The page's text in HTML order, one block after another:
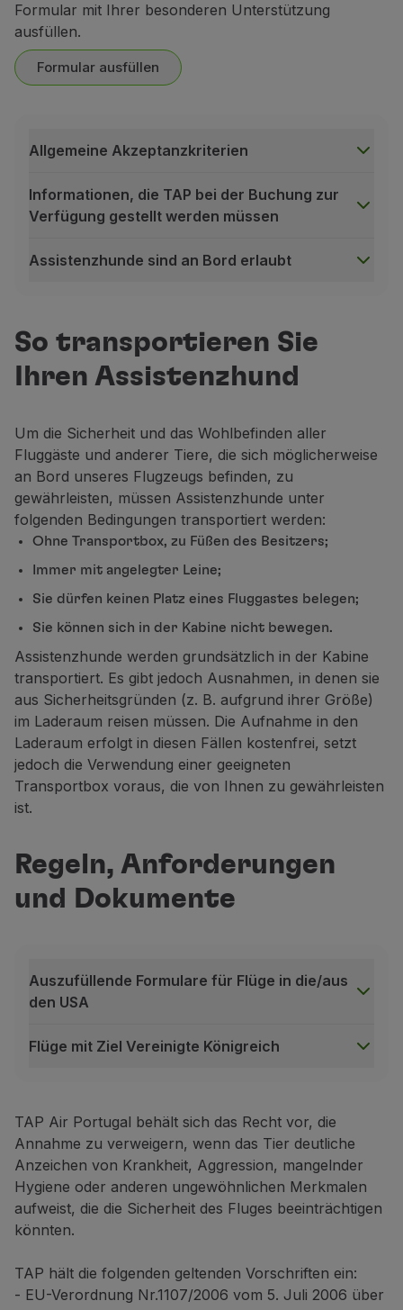
Formular mit Ihrer besonderen Unterstützung
ausfüllen.
Formular ausfüllen
Allgemeine Akzeptanzkriterien
Informationen, die TAP bei der Buchung zur
Verfügung gestellt werden müssen
Assistenzhunde sind an Bord erlaubt
Sicherstellen, dass der Hund ordnungsgemäß als
Stellen Sie zum Zeitpunkt Buchung sicher, dass
Den Nachweis erbringen, dass die Anforderungen
Die Einreisebestimmungen im Falle des Transports
(1)Die Zertifizierung des Tieres als Assistenzhund
Gemäß dem Gesetzesdekret Nr. 74/2007 vom 27.
Internationale Organisationen
Assistance Dogs International
International Guide Dogs Federation.
Nationale Organisationen
ABAADV;
Ânimas.
(2)Auf Flügen von / in die USA ist die Vorlage dieses
Informationen, die TAP bei der Buchung zur
Beim Ausfüllen desFormulares Antrag auf
Gewicht
Assistenzhunde sind an Bord erlaubt
Damit Ihr Assistenzhund an Bord unserer Flugzeuge
ein Mindestalter von 10 Wochen haben;
Signalhund: Hund, der ausgebildet wurde oder
Servicehund
Auch Assistenzhunde, die sich noch in der
So transportieren Sie
Ihren Assistenzhund
Um die Sicherheit und das Wohlbefinden aller
Fluggäste und anderer Tiere, die sich möglicherweise
an Bord unseres Flugzeugs befinden, zu
gewährleisten, müssen Assistenzhunde unter
folgenden Bedingungen transportiert werden:
Ohne Transportbox, zu Füßen des Besitzers;
Immer mit angelegter Leine;
Sie dürfen keinen Platz eines Fluggastes belegen;
Sie können sich in der Kabine nicht bewegen.
Assistenzhunde werden grundsätzlich in der Kabine
transportiert. Es gibt jedoch Ausnahmen, in denen sie
aus Sicherheitsgründen (z. B. aufgrund ihrer Größe)
im Laderaum reisen müssen. Die Aufnahme in den
Laderaum erfolgt in diesen Fällen kostenfrei, setzt
jedoch die Verwendung einer geeigneten
Transportbox voraus, die von Ihnen zu gewährleisten
ist.
Regeln, Anforderungen
und Dokumente
Auszufüllende Formulare für Flüge in die/aus
den USA
Flüge mit Ziel Vereinigte Königreich
Tier-Lufttransportformular des US Department of
Animal Relief Attestation Form des US
Flüge mit Ziel Vereinigte Königreich
Bevor Sie Ihr Assistenztier in das Vereinigte
Alle für den Transport erforderlichen Dokumente
Flughafen Heathrow (LHR)
Tierkontrolleur: ARCHeathrow
TAP Air Portugal behält sich das Recht vor, die
Annahme zu verweigern, wenn das Tier deutliche
Anzeichen von Krankheit, Aggression, mangelnder
Hygiene oder anderen ungewöhnlichen Merkmalen
aufweist, die die Sicherheit des Fluges beeinträchtigen
könnten.
TAP hält die folgenden geltenden Vorschriften ein:
- EU-Verordnung Nr.1107/2006 vom 5. Juli 2006 über